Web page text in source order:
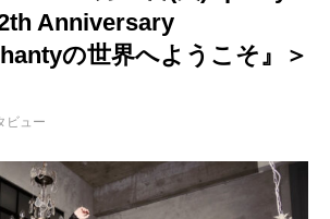
Anniversary
の世界へようこそ』＞
ビュー